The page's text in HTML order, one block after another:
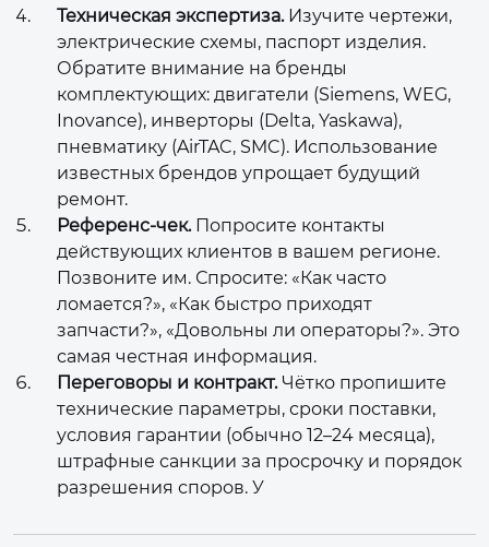
Техническая экспертиза.Изучите чертежи,
электрические схемы, паспорт изделия.
Обратите внимание на бренды
комплектующих: двигатели (Siemens, WEG,
Inovance), инверторы (Delta, Yaskawa),
пневматику (AirTAC, SMC). Использование
известных брендов упрощает будущий
ремонт.
Референс-чек.Попросите контакты
действующих клиентов в вашем регионе.
Позвоните им. Спросите: «Как часто
ломается?», «Как быстро приходят
запчасти?», «Довольны ли операторы?». Это
самая честная информация.
Переговоры и контракт.Чётко пропишите
технические параметры, сроки поставки,
условия гарантии (обычно 12–24 месяца),
штрафные санкции за просрочку и порядок
разрешения споров. У